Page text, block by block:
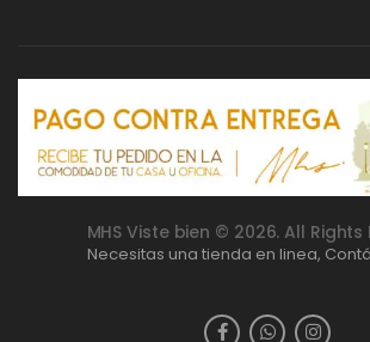
MHS Viste bien © 2026. All Rights
Necesitas una tienda en linea,